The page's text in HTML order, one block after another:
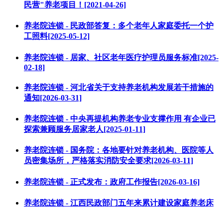
民营"养老项目！[2021-04-26]
养老院连锁 - 民政部答复：多个老年人家庭委托一个护
工照料[2025-05-12]
养老院连锁 - 居家、社区老年医疗护理员服务标准[2025-
02-18]
养老院连锁 - 河北省关于支持养老机构发展若干措施的
通知[2026-03-31]
养老院连锁 - 中央再提机构养老专业支撑作用 有企业已
探索兼顾服务居家老人[2025-01-11]
养老院连锁 - 国务院：各地要针对养老机构、医院等人
员密集场所，严格落实消防安全要求[2026-03-11]
养老院连锁 - 正式发布：政府工作报告[2026-03-16]
养老院连锁 - 江西民政部门五年来累计建设家庭养老床